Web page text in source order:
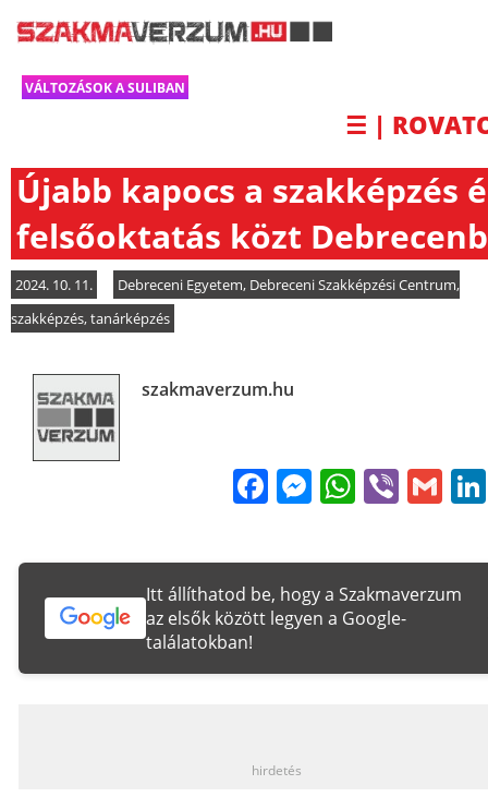
VÁLTOZÁSOK A SULIBAN
☰ |
Újabb kapocs a szakképzés
felsőoktatás közt
2024. 10. 11. Debreceni Egyetem, Debreceni Szakképzési Centrum,
szakképzés,tanárképzés
szakmaverzum.hu
FacebookViber
Itt állíthatod be, hogy a Szakmaverzum
az elsők között legyen a Google-
találatokban!
hirdetés